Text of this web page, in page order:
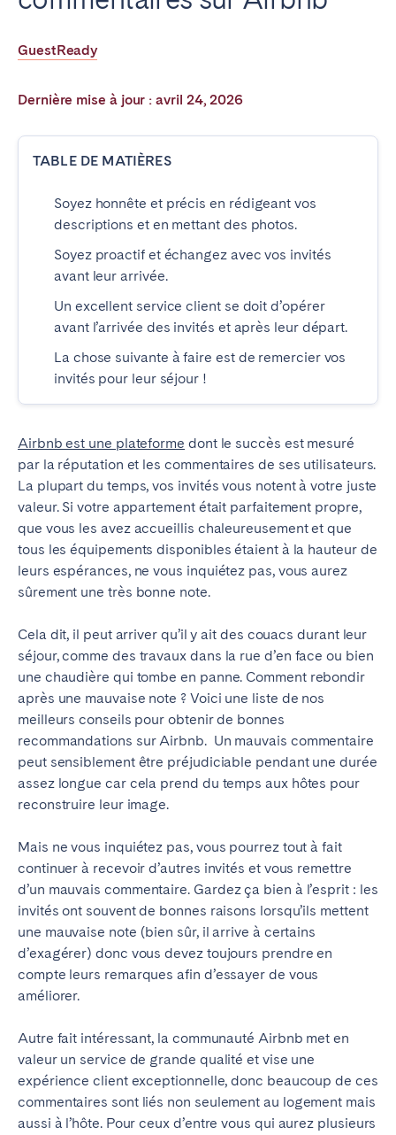
GuestReady
Dernière mise à jour : avril 24, 2026
TABLE DE MATIÈRES
Soyez honnête et précis en rédigeant vos
descriptions et en mettant des photos.
Soyez proactif et échangez avec vos invités
avant leur arrivée.
Un excellent service client se doit d’opérer
avant l’arrivée des invités et après leur départ.
La chose suivante à faire est de remercier vos
invités pour leur séjour !
Airbnb est une plateforme dont le succès est mesuré
par la réputation et les commentaires de ses utilisateurs.
La plupart du temps, vos invités vous notent à votre juste
valeur.Si votre appartement était parfaitement propre,
que vous les avez accueillis chaleureusement et que
tous les équipements disponibles étaient à la hauteur de
leurs espérances, ne vous inquiétez pas, vous aurez
sûrement une très bonne note.
Cela dit, il peut arriver qu’il y ait des couacs durant leur
séjour, comme des travaux dans la rue d’en face ou bien
une chaudière qui tombe en panne. Comment rebondir
après une mauvaise note ? Voici une liste de nos
meilleurs conseils pour obtenir de bonnes
recommandations sur Airbnb. Un mauvais commentaire
peut sensiblement être préjudiciable pendant une durée
assez longue car cela prend du temps aux hôtes pour
reconstruire leur image.
Mais ne vous inquiétez pas, vous pourrez tout à fait
continuer à recevoir d’autres invités et vous remettre
d’un mauvais commentaire. Gardez ça bien à l’esprit : les
invités ont souvent de bonnes raisons lorsqu’ils mettent
une mauvaise note (bien sûr, il arrive à certains
d’exagérer) donc vous devez toujours prendre en
compte leurs remarques afin d’essayer de vous
améliorer.
Autre fait intéressant, la communauté Airbnb met en
valeur un service de grande qualité et vise une
expérience client exceptionnelle, donc beaucoup de ces
commentaires sont liés non seulement au logement mais
aussi à l’hôte. Pour ceux d’entre vous qui aurez plusieurs
Poitiers
La Réunion
Strasbourg
Dublin
SAUDI ARABIA
Riyadh
ESPAGNE
Alicante
Barcelone
Benidorm
Bilbao
Madrid
Mallorca
Marbella
Salamanca
Saint-Sébastien
Valencia
Zaragoza
ANDALUSIA
Almería
Cádiz
Córdoba
Granada
Seville
CANARY ISLANDS
El Hierro
Fuerteventura
Gran Canaria
La Gomera
La Palma
Lanzarote
Tenerife
SWITZERLAND
Basel
Bern
Geneva
Lucerne
Zug
Zürich
Dubaï
ROYAUME-UNI